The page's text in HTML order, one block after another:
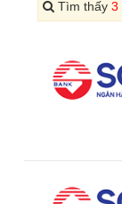
Tìm thấy 3